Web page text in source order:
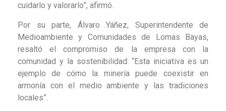
cuidarlo y valorarlo”, afirmó.
Por su parte, Álvaro Yáñez, Superintendente de
Medioambiente y Comunidades de Lomas Bayas,
resaltó el compromiso de la empresa con la
comunidad y la sostenibilidad: “Esta iniciativa es un
ejemplo de cómo la minería puede coexistir en
armonía con el medio ambiente y las tradiciones
locales”.